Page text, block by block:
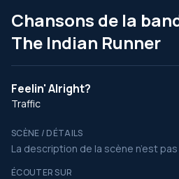
Chansons de la
The Indian Runner
Feelin' Alright?
Traffic
SCÈNE / DÉTAILS
La description de la scène n’est
ÉCOUTER SUR